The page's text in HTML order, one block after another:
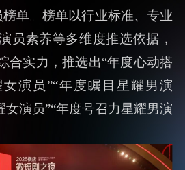
单。榜单以行业标准、专业
员素养等多维度推选依据，
合实力，推选出“年度心动搭
演员”“年度瞩目星耀男演
女演员”“年度号召力星耀男演